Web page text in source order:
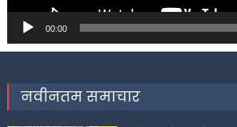
00:00
नवीनतम समाचार